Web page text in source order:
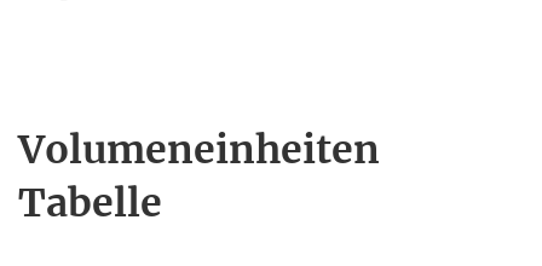
Volumeneinheiten
Tabelle